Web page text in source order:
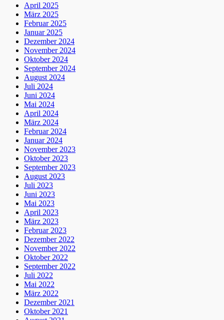
April 2025
März 2025
Februar 2025
Januar 2025
Dezember 2024
November 2024
Oktober 2024
September 2024
August 2024
Juli 2024
Juni 2024
Mai 2024
April 2024
März 2024
Februar 2024
Januar 2024
November 2023
Oktober 2023
September 2023
August 2023
Juli 2023
Juni 2023
Mai 2023
April 2023
März 2023
Februar 2023
Dezember 2022
November 2022
Oktober 2022
September 2022
Juli 2022
Mai 2022
März 2022
Dezember 2021
Oktober 2021